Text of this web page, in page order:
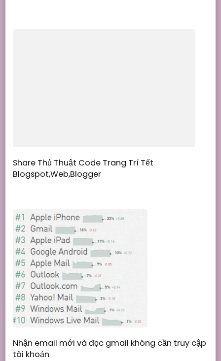
Share Thủ Thuật Code Trang Trí Tết
Blogspot,Web,Blogger
Nhận email mới và đọc gmail không cần truy cập
tài khoản